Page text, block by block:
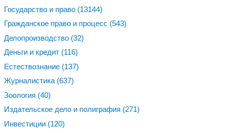
Государство и право (13144)
Гражданское право и процесс (543)
Делопроизводство (32)
Деньги и кредит (116)
Естествознание (137)
Журналистика (637)
Зоология (40)
Издательское дело и полиграфия (271)
Инвестиции (120)